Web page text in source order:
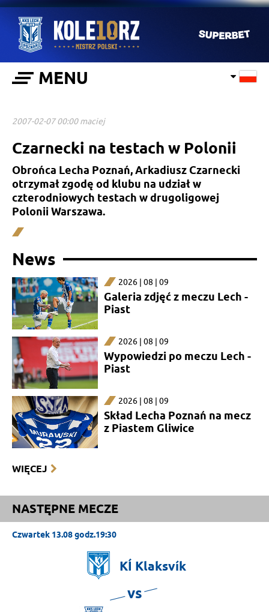
MENU
2007-02-07 00:00 maciej
Czarnecki na testach w Polonii
Obrońca Lecha Poznań, Arkadiusz Czarnecki
otrzymał zgodę od klubu na udział w
czterodniowych testach w drugoligowej
Polonii Warszawa.
News
2026 | 08 | 09
Galeria zdjęć z meczu Lech -
Piast
2026 | 08 | 09
Wypowiedzi po meczu Lech -
Piast
2026 | 08 | 09
Skład Lecha Poznań na mecz
z Piastem Gliwice
WIĘCEJ
NASTĘPNE MECZE
Czwartek 13.08 godz.19:30
KÍ Klaksvík
vs